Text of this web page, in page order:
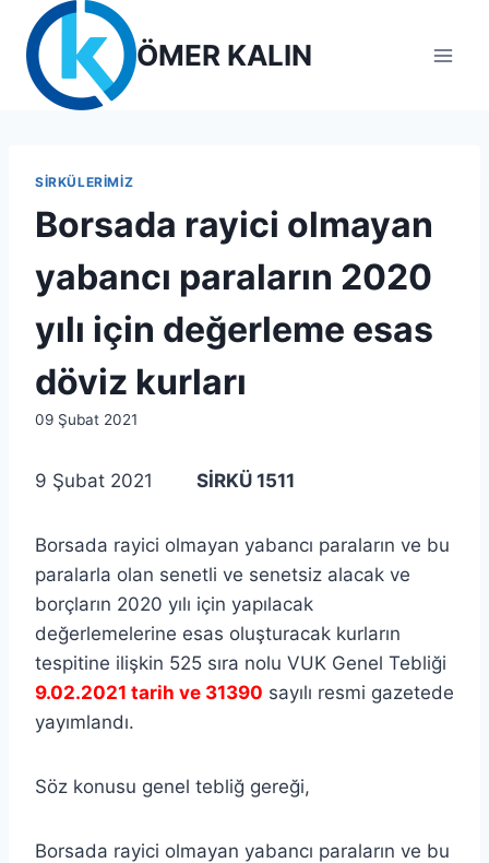
content
ÖMER KALIN
SIRKÜLERIMIZ
Borsada rayici olmayan
yabancı paraların 2020
yılı için değerleme esas
döviz kurları
By
09 Şubat 2021
9 Şubat 2021 SİRKÜ 1511
Borsada rayici olmayan yabancı paraların ve bu
paralarla olan senetli ve senetsiz alacak ve
borçların 2020 yılı için yapılacak
değerlemelerine esas oluşturacak kurların
tespitine ilişkin 525 sıra nolu VUK Genel Tebliği
9.02.2021 tarih ve 31390 sayılı resmi gazetede
yayımlandı.
Söz konusu genel tebliğ gereği,
Borsada rayici olmayan yabancı paraların ve bu